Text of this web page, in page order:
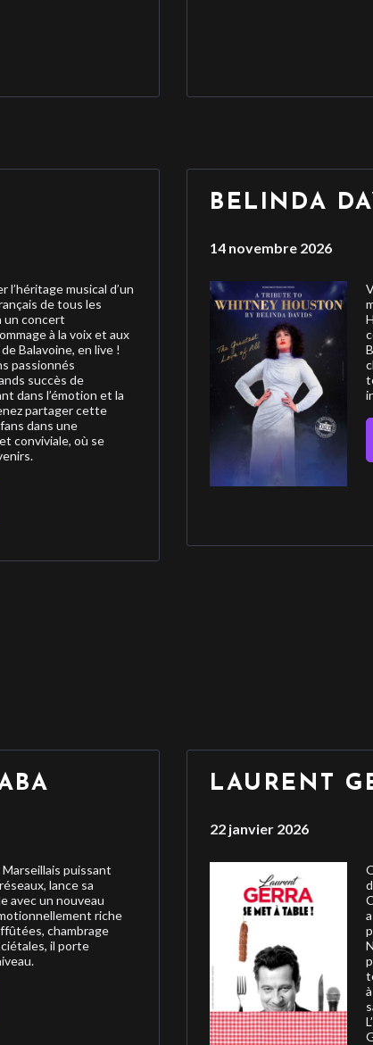
l’héritage musical d’un
de tous les
un concert
à la voix et aux
Balavoine, en live !
passionnés
succès de
dans l’émotion et la
partager cette
dans une
conviviale, où se
BELINDA
14 novembre 2026
puissant
lance sa
avec un nouveau
riche
chambrage
il porte
LAURENT
22 janvier 2026